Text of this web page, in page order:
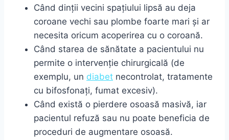
Când dinții vecini spațiului lipsă au deja
coroane vechi sau plombe foarte mari și ar
necesita oricum acoperirea cu o coroană.
Când starea de sănătate a pacientului nu
permite o intervenție chirurgicală (de
exemplu, un diabet necontrolat, tratamente
cu bifosfonați, fumat excesiv).
Când există o pierdere osoasă masivă, iar
pacientul refuză sau nu poate beneficia de
proceduri de augmentare osoasă.